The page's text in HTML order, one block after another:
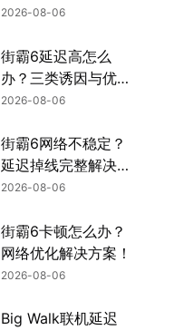
络优化技巧！
2026-08-06
街霸6延迟高怎么
办？三类诱因与优化
解决方案！
2026-08-06
街霸6网络不稳定？
延迟掉线完整解决指
南！
2026-08-06
街霸6卡顿怎么办？
网络优化解决方案！
2026-08-06
Big Walk联机延迟